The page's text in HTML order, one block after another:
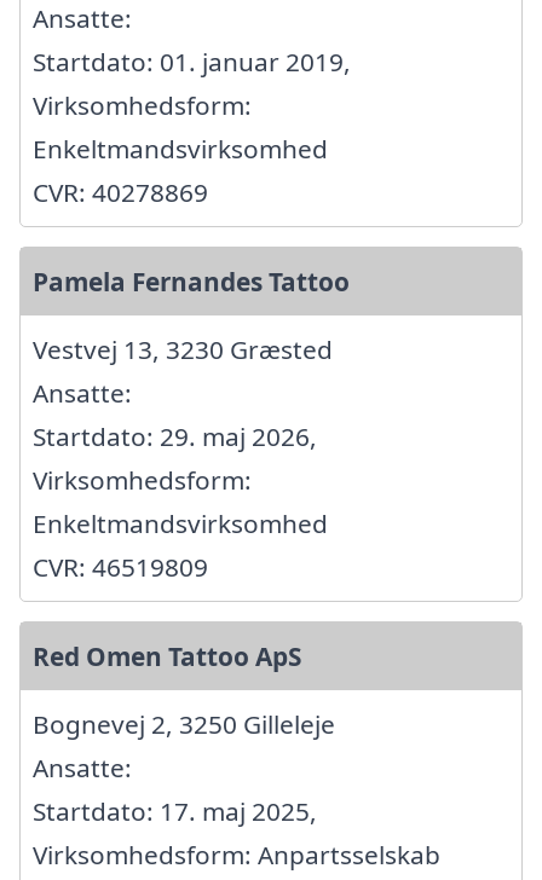
Ansatte:
Startdato: 01. januar 2019,
Virksomhedsform:
Enkeltmandsvirksomhed
CVR: 40278869
Pamela Fernandes Tattoo
Vestvej 13, 3230 Græsted
Ansatte:
Startdato: 29. maj 2026,
Virksomhedsform:
Enkeltmandsvirksomhed
CVR: 46519809
Red Omen Tattoo ApS
Bognevej 2, 3250 Gilleleje
Ansatte:
Startdato: 17. maj 2025,
Virksomhedsform: Anpartsselskab